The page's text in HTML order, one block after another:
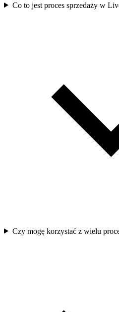
Co to jest proces sprzedaży w
Czy mogę korzystać z wielu